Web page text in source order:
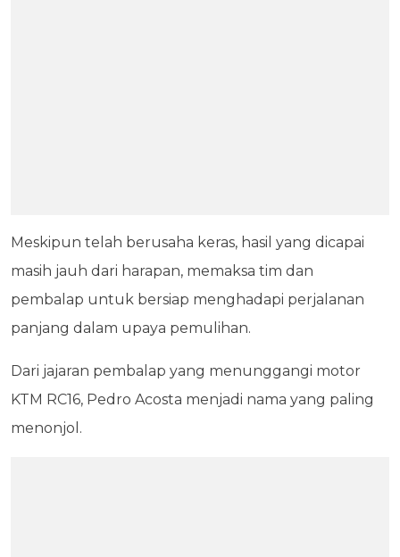
Meskipun telah berusaha keras, hasil yang dicapai
masih jauh dari harapan, memaksa tim dan
pembalap untuk bersiap menghadapi perjalanan
panjang dalam upaya pemulihan.
Dari jajaran pembalap yang menunggangi motor
KTM RC16, Pedro Acosta menjadi nama yang paling
menonjol.